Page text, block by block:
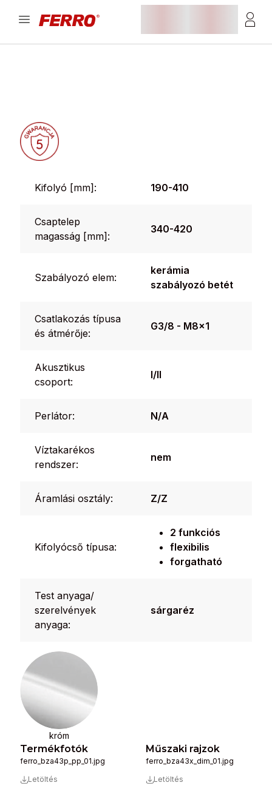
Kifolyó [mm]: 190-410
Csaptelep
magasság [mm]:
340-420
Szabályozó elem:
kerámia
szabályozó betét
Csatlakozás típusa
és átmérője:
G3/8 - M8x1
Akusztikus
csoport:
I/II
Perlátor: N/A
Víztakarékos
rendszer:
nem
Áramlási osztály: Z/Z
Kifolyócső típusa:
2 funkciós
flexibilis
forgatható
Test anyaga/
szerelvények
anyaga:
sárgaréz
króm
Termékfotók
ferro_bza43p_pp_01.jpg
Letöltés
Műszaki rajzok
ferro_bza43x_dim_01.jpg
Letöltés